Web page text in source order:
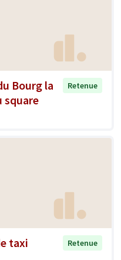
Bourg la
square
Retenue
taxi
Retenue